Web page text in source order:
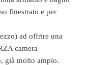
finestrato e per
ad offrire una
camera
già molto ampio.